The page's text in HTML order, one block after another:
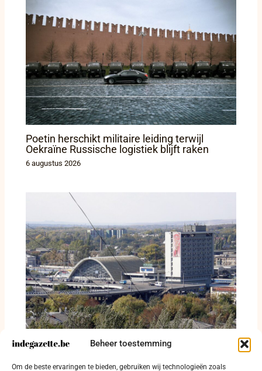
Beheer toestemming
Om de beste ervaringen te bieden, gebruiken wij technologieën zoals
Poetin herschikt militaire leiding terwijl
Oekraïne Russische logistiek blijft raken
6 augustus 2026
Rusland stuurt tieners uit bezet Loehansk